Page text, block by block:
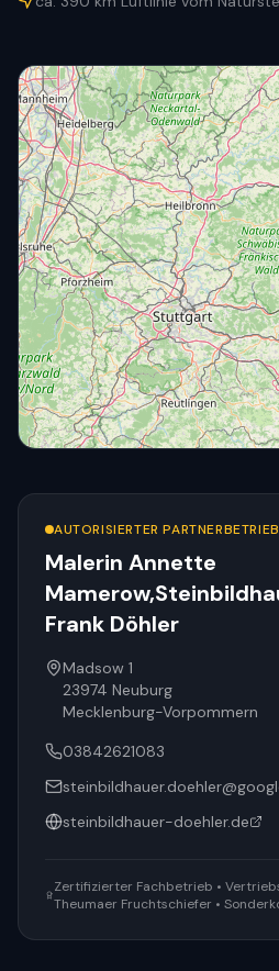
AUTORISIERTER PARTNERBETRIEB
Malerin Annette
Frank Döhler
Madsow 1
23974 Neuburg
Mecklenburg-Vorpommern
03842621083
steinbildhauer-doehler.de
Zertifizierter Fachbetrieb •
Theumaer Fruchtschiefer •